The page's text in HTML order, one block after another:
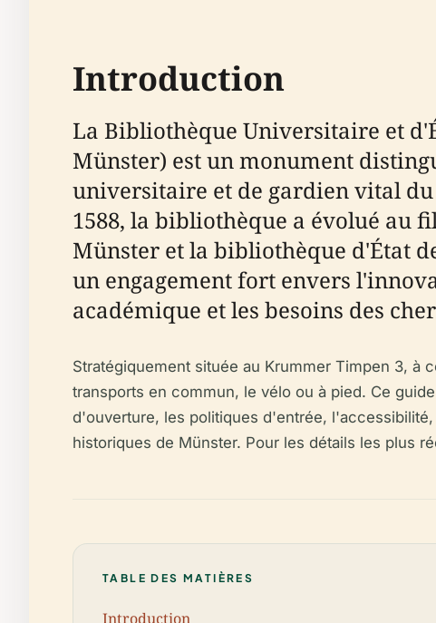
Introduction
La Bibliothèque Universitaire et
Münster) est un monument
universitaire et de gardien vital
1588, la bibliothèque a évolué au
Münster et la bibliothèque d'État
un engagement fort envers
académique et les besoins des
Stratégiquement située au Krummer Timpen 3, à
transports en commun, le vélo ou à pied. Ce
d'ouverture, les politiques d'entrée,
historiques de Münster. Pour les détails les plus
TABLE DES MATIÈRES
Introduction